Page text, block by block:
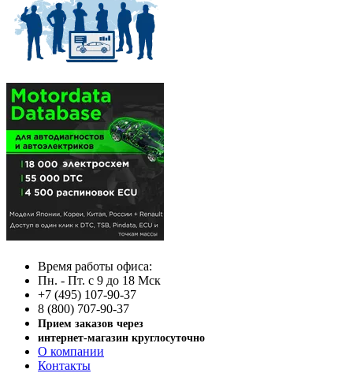
Время работы офиса:
Пн. - Пт. с 9 до 18 Мск
+7 (495) 107-90-37
8 (800) 707-90-37
Прием заказов через
интернет-магазин круглосуточно
О компании
Контакты